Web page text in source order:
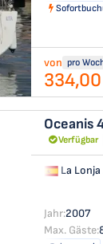
von pro
Oceanis
Verfügbar
La
Jahr:2007
Max. Gäste: